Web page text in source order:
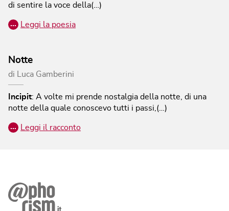
di sentire la voce della(…)
… Leggi la poesia
Notte
di Luca Gamberini
Incipit: A volte mi prende nostalgia della notte, di una
notte della quale conoscevo tutti i passi,(…)
… Leggi il racconto